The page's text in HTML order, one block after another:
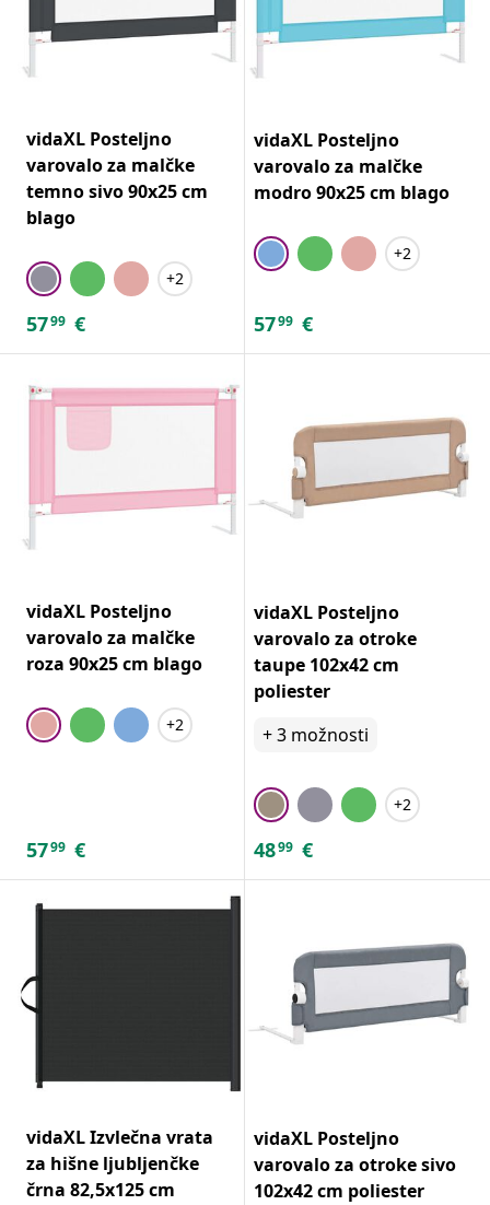
vidaXL Posteljno
varovalo za malčke
temno sivo 90x25 cm
blago
+2
5799 €
vidaXL Posteljno
varovalo za malčke
modro 90x25 cm blago
+2
5799 €
vidaXL Posteljno
varovalo za malčke
roza 90x25 cm blago
+2
5799 €
vidaXL Posteljno
varovalo za otroke
taupe 102x42 cm
poliester
+3 možnosti
+2
4899 €
vidaXL Izvlečna vrata
za hišne ljubljenčke
črna 82,5x125 cm
vidaXL Posteljno
varovalo za otroke sivo
102x42 cm poliester